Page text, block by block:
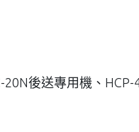
後送專用機、